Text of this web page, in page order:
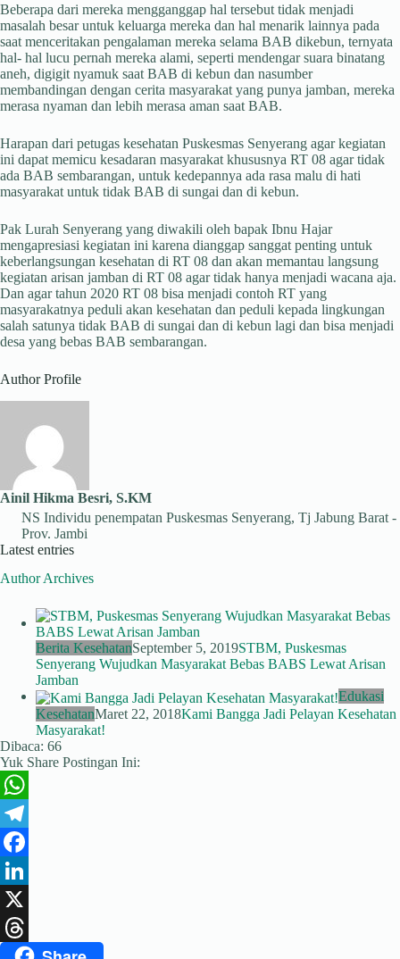
Beberapa dari mereka mengganggap hal tersebut tidak menjadi
masalah besar untuk keluarga mereka dan hal menarik lainnya pada
saat menceritakan pengalaman mereka selama BAB dikebun, ternyata
hal- hal lucu pernah mereka alami, seperti mendengar suara binatang
aneh, digigit nyamuk saat BAB di kebun dan nasumber
membandingan dengan cerita masyarakat yang punya jamban, mereka
merasa nyaman dan lebih merasa aman saat BAB.
Harapan dari petugas kesehatan Puskesmas Senyerang agar kegiatan
ini dapat memicu kesadaran masyarakat khususnya RT 08 agar tidak
ada BAB sembarangan, untuk kedepannya ada rasa malu di hati
masyarakat untuk tidak BAB di sungai dan di kebun.
Pak Lurah Senyerang yang diwakili oleh bapak Ibnu Hajar
mengapresiasi kegiatan ini karena dianggap sanggat penting untuk
keberlangsungan kesehatan di RT 08 dan akan memantau langsung
kegiatan arisan jamban di RT 08 agar tidak hanya menjadi wacana aja.
Dan agar tahun 2020 RT 08 bisa menjadi contoh RT yang
masyarakatnya peduli akan kesehatan dan peduli kepada lingkungan
salah satunya tidak BAB di sungai dan di kebun lagi dan bisa menjadi
desa yang bebas BAB sembarangan.
Author Profile
Ainil Hikma Besri, S.KM
NS Individu penempatan Puskesmas Senyerang, Tj Jabung Barat -
Prov. Jambi
Latest entries
Author Archives
Berita KesehatanSeptember 5, 2019STBM, Puskesmas
Senyerang Wujudkan Masyarakat Bebas BABS Lewat Arisan
Jamban
Edukasi
KesehatanMaret 22, 2018Kami Bangga Jadi Pelayan Kesehatan
Masyarakat!
Dibaca: 66
Yuk Share Postingan Ini:
W
h
a
T
e
e
F
c
L
X